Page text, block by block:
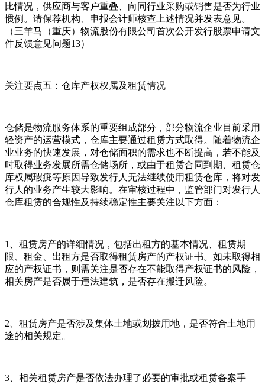
比情况，供应商与客户重叠、向同行业采购或销售是否为行业
惯例。请保荐机构、申报会计师核查上述情况并发表意见。
（三羊马（重庆）物流股份有限公司首次公开发行股票申请文
件反馈意见问题13）
关注要点五：仓库产权权属及租赁情况
仓储是物流服务体系的重要组成部分，部分物流企业目前采用
轻资产的运营模式，仓库主要通过租赁方式取得。随着物流企
业业务的快速发展，对仓储面积的需求也不断提高，若不能及
时取得业务发展所需仓储场所，或由于租赁合同到期、租赁仓
库权属瑕疵等原因导致发行人无法继续使用租赁仓库，将对发
行人的业务产生较大影响。在审核过程中，监管部门对发行人
仓库租赁的合规性及持续稳定性主要关注以下方面：
1、租赁房产的详细情况，包括出租方的基本情况、租赁期
限、租金、出租方是否取得租赁房产的产权证书。如未取得相
应的产权证书，则需关注是否存在不能取得产权证书的风险，
相关房产是否属于违法建筑，是否存在搬迁风险。
2、租赁房产是否涉及集体土地或划拨用地，是否符合土地用
途的相关规定。
3、相关租赁房产是否依法办理了必要的审批或租赁备案手